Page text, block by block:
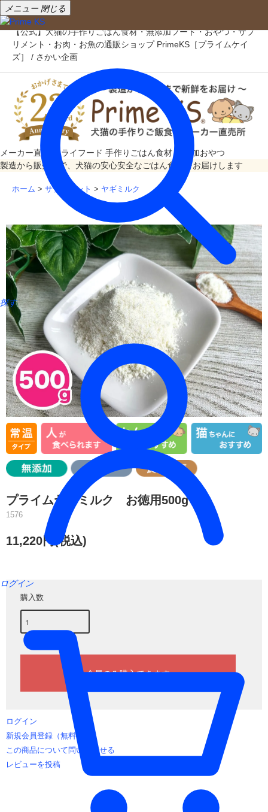
メニュー 閉じる
探す
ログイン
【公式】犬猫の手作りごはん食材・無添加フード・おやつ・サプ
リメント・お肉・お魚の通販ショップ PrimeKS［プライムケイ
ズ］ / さかい企画
メーカー直売 ドライフード 手作りごはん食材
無添加おやつ
製造から販売まで、犬猫の安心安全なごはん食材をお届けします
ホーム > サプリメント > ヤギミルク
プライムヤギミルク お徳用500g
1576
11,220円(税込)
購入数
ログイン
新規会員登録（無料）
この商品について問い合わせる
レビューを投稿